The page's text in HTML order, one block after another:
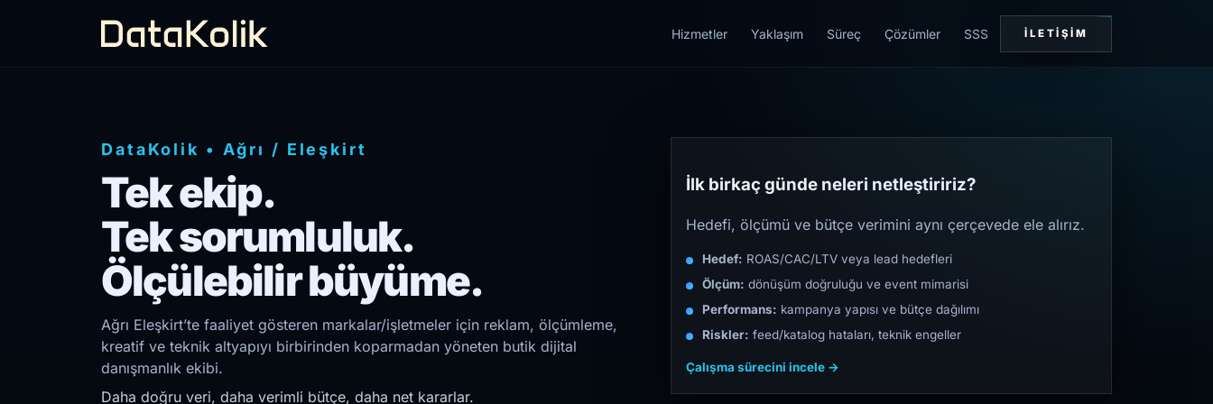
Hizmetler Yaklaşım Süreç Çözümler SSS İLETIŞIM
DataKolik • Ağrı / Eleşkirt
Tek ekip.
Tek sorumluluk.
Ölçülebilir büyüme.
Ağrı Eleşkirt’te faaliyet gösteren markalar/işletmeler için reklam, ölçümleme,
kreatif ve teknik altyapıyı birbirinden koparmadan yöneten butik dijital
danışmanlık ekibi.
Daha doğru veri, daha verimli bütçe, daha net kararlar.
İlk birkaç günde neleri netleştiririz?
Hedefi, ölçümü ve bütçe verimini aynı çerçevede ele alırız.
Hedef: ROAS/CAC/LTV veya lead hedefleri
Ölçüm: dönüşüm doğruluğu ve event mimarisi
Performans: kampanya yapısı ve bütçe dağılımı
Riskler: feed/katalog hataları, teknik engeller
Çalışma sürecini incele →